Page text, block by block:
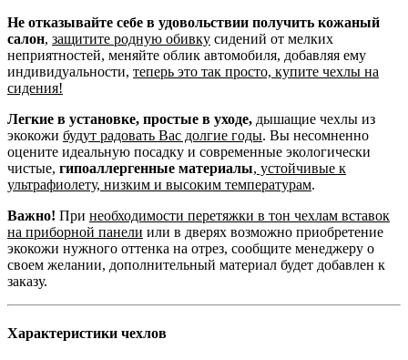
Не отказывайте себе в удовольствии получить кожаный
салон, защитите родную обивку сидений от мелких
неприятностей, меняйте облик автомобиля, добавляя ему
индивидуальности, теперь это так просто, купите чехлы на
сидения!
Легкие в установке, простые в уходе, дышащие чехлы из
экокожи будут радовать Вас долгие годы. Вы несомненно
оцените идеальную посадку и современные экологически
чистые, гипоаллергенные материалы, устойчивые к
ультрафиолету, низким и высоким температурам.
Важно! При необходимости перетяжки в тон чехлам вставок
на приборной панели или в дверях возможно приобретение
экокожи нужного оттенка на отрез, сообщите менеджеру о
своем желании, дополнительный материал будет добавлен к
заказу.
Характеристики чехлов